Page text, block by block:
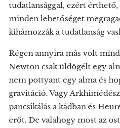
tudatlansággal, ezért
minden lehetőséget
kihámozzák a tudatlanság
Régen annyira más volt
Newton csak üldögélt egy
nem pottyant egy alma és
gravitáció. Vagy
pancsikálás a kádban és
erőt. De valahogy most az